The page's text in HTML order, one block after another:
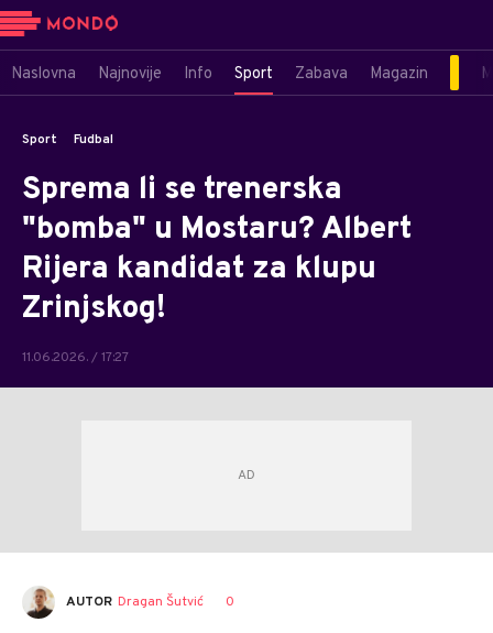
Naslovna Najnovije Info Sport Zabava Magazin
Sport Fudbal
Sprema li se trenerska
"bomba" u Mostaru? Albert
Rijera kandidat za klupu
Zrinjskog!
11.06.2026. / 17:27
AUTOR Dragan Šutvić 0